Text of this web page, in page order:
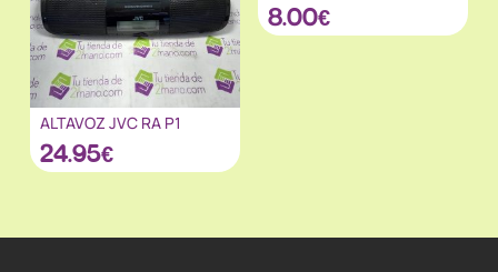
ALTAVOZ JVC RA P1
24.95€
8.00€